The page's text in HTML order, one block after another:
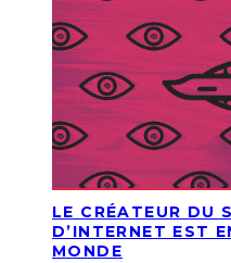
LE CRÉATEUR DU
D’INTERNET EST
MONDE